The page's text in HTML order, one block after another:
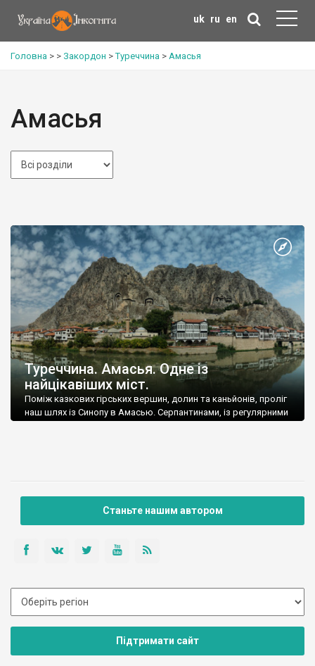
uk ru en
Головна > > Закордон >Туреччина > Амасья
Амасья
Туреччина. Амасья. Одне із
найцікавіших міст.
Поміж казкових гірських вершин, долин та каньйонів, проліг
наш шлях із Синопу в Амасью. Серпантинами, із регулярними
Станьте нашим автором
Підтримати сайт